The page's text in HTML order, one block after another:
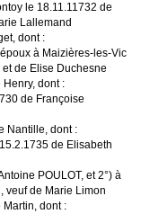
le 18.11.11732 de
Lallemand
dont :
à Maizières-les-Vic
de Elise Duchesne
dont :
de Françoise
Nantille, dont :
de Elisabeth
POULOT, et 2°) à
veuf de Marie Limon
Martin, dont :